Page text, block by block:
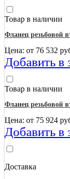
Товар в наличии
Фланец резьбовой
Цена: от 76 532
Добавить в
Товар в наличии
Фланец резьбовой
Цена: от 75 924
Добавить в
Доставка